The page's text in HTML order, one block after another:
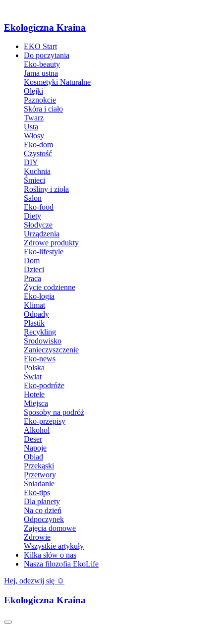
Ekologiczna Kraina
EKO Start
Do poczytania
Eko-beauty
Jama ustna
Kosmetyki Naturalne
Olejki
Paznokcie
Skóra i ciało
Twarz
Usta
Włosy
Eko-dom
Czystość
DIY
Kuchnia
Śmieci
Rośliny i zioła
Salon
Eko-food
Diety
Słodycze
Urządzenia
Zdrowe produkty
Eko-lifestyle
Dom
Dzieci
Praca
Życie codzienne
Eko-logia
Klimat
Odpady
Plastik
Recykling
Środowisko
Zanieczyszczenie
Eko-news
Polska
Świat
Eko-podróże
Hotele
Miejsca
Sposoby na podróż
Eko-przepisy
Alkohol
Deser
Napoje
Obiad
Przekąski
Przetwory
Śniadanie
Eko-tips
Dla planety
Na co dzień
Odpoczynek
Zajęcia domowe
Zdrowie
Wszystkie artykuły
Kilka słów o nas
Nasza filozofia EkoLife
Hej, odezwij się ☺️
Ekologiczna Kraina